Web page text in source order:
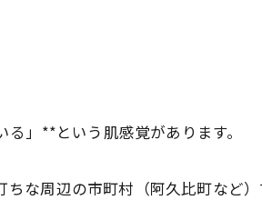
」**という肌感覚があります。
な周辺の市町村（阿久比町など